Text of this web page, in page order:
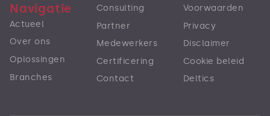
Navigatie
Actueel
Over ons
Oplossingen
Branches
Consulting
Partner
Medewerkers
Certificering
Contact
Voorwaarden
Privacy
Disclaimer
Cookie beleid
Deltics